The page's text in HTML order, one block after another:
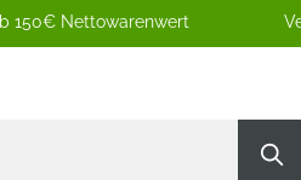
150€ Nettowarenwert